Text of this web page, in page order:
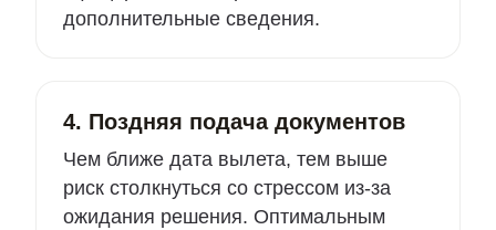
дополнительные сведения.
4. Поздняя подача документов
Чем ближе дата вылета, тем выше
риск столкнуться со стрессом из-за
ожидания решения. Оптимальным